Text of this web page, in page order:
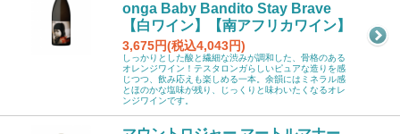
onga Baby Bandito Stay Brave
【白ワイン】【南アフリカワイン】
3,675円(税込4,043円)
しっかりとした酸と繊細な渋みが調和した、骨格のある
オレンジワイン！テスタロンガらしいピュアな造りを感
じつつ、飲み応えも楽しめる一本。余韻にはミネラル感
とほのかな塩味が残り、じっくりと味わいたくなるオレ
ンジワインです。